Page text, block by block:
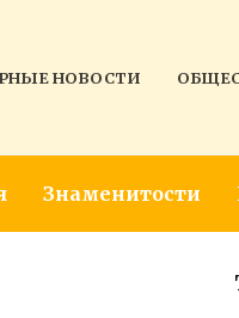
НОВОСТИ
Знаменитости